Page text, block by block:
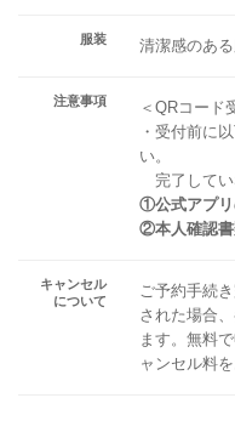
服装 清潔感のあ
注意事項
＜QRコード
・受付前に
い。
完了してい
①公式アプリ
②本人確認書
キャンセル
について
ご予約手続
された場合
ます。無料
ャンセル料